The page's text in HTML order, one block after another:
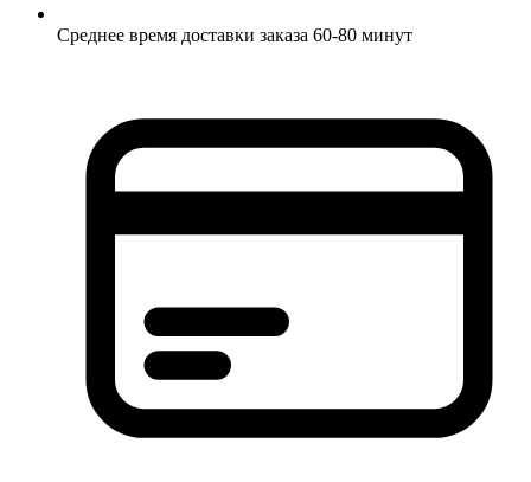
Среднее время доставки заказа 60-80 минут